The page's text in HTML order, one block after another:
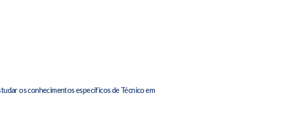
os conhecimentos específicos de Técnico em